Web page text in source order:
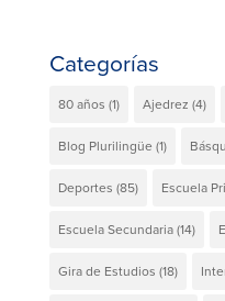
Categorías
80 años (1) Ajedrez (4)
Blog Plurilingüe (1)
Deportes (85) Escuela
Escuela Secundaria(14)
Gira de Estudios (18)